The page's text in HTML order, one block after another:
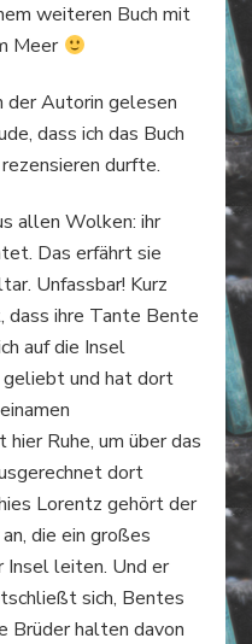
weiteren Buch mit
Meer
der Autorin gelesen
dass ich das Buch
durfte.
allen Wolken: ihr
Das erfährt sie
Unfassbar! Kurz
dass ihre Tante Bente
auf die Insel
und hat dort
hier Ruhe, um über das
dort
Lorentz gehört der
die ein großes
Insel leiten. Und er
sich, Bentes
Brüder halten davon